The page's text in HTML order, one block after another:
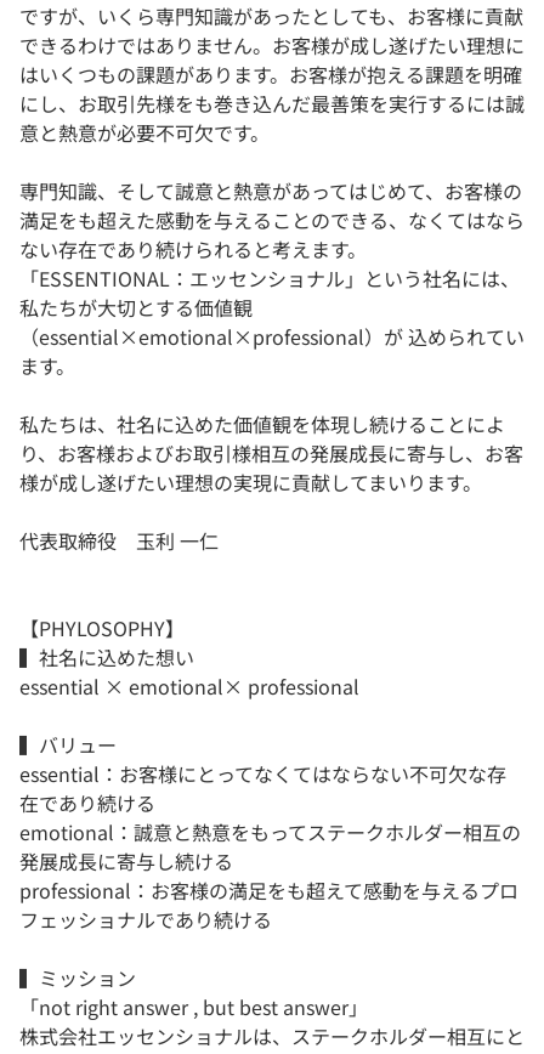
ですが、いくら専門知識があったとしても、お客様に貢献
できるわけではありません。お客様が成し遂げたい理想に
はいくつもの課題があります。お客様が抱える課題を明確
にし、お取引先様をも巻き込んだ最善策を実行するには誠
意と熱意が必要不可欠です。
専門知識、そして誠意と熱意があってはじめて、お客様の
満足をも超えた感動を与えることのできる、なくてはなら
ない存在であり続けられると考えます。
「ESSENTIONAL：エッセンショナル」という社名には、
私たちが大切とする価値観
（essential×emotional×professional）が 込められてい
ます。
私たちは、社名に込めた価値観を体現し続けることによ
り、お客様およびお取引様相互の発展成長に寄与し、お客
様が成し遂げたい理想の実現に貢献してまいります。
代表取締役 玉利 一仁
【PHYLOSOPHY】
▍社名に込めた想い
essential × emotional× professional
▍バリュー
essential：お客様にとってなくてはならない不可欠な存
在であり続ける
emotional：誠意と熱意をもってステークホルダー相互の
発展成長に寄与し続ける
professional：お客様の満足をも超えて感動を与えるプロ
フェッショナルであり続ける
▍ミッション
「not right answer , but best answer」
株式会社エッセンショナルは、ステークホルダー相互にと